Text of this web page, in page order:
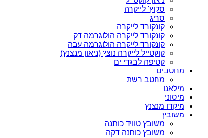
סקוץ' לייקרה
סריג
קונקורד לייקרה
קונקורד לייקרה הולוגרמה דק
קונקורד לייקרה הולוגרמה עבה
קוקטייל לייקרה נוצץ (ניאון מנצנץ)
קטיפה לבגדי ים
מחטבים
מחטב רשת
מילאנו
מיסוני
מיקדו מנצנץ
משובץ
משובץ טוויד כותנה
משובץ כותנה דקה